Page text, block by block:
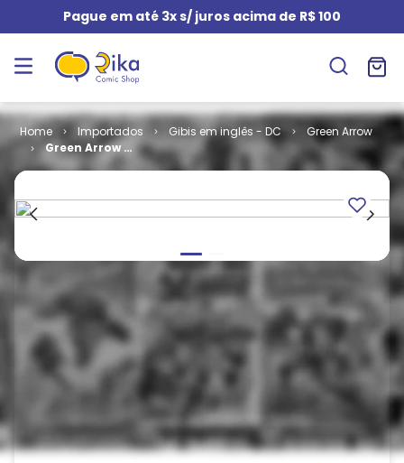
Pague em até 3x s/ juros acima de R$ 100
Importados Gibis em inglês - DC
Green Arrow
Green Arrow -
Volume 2 # 31